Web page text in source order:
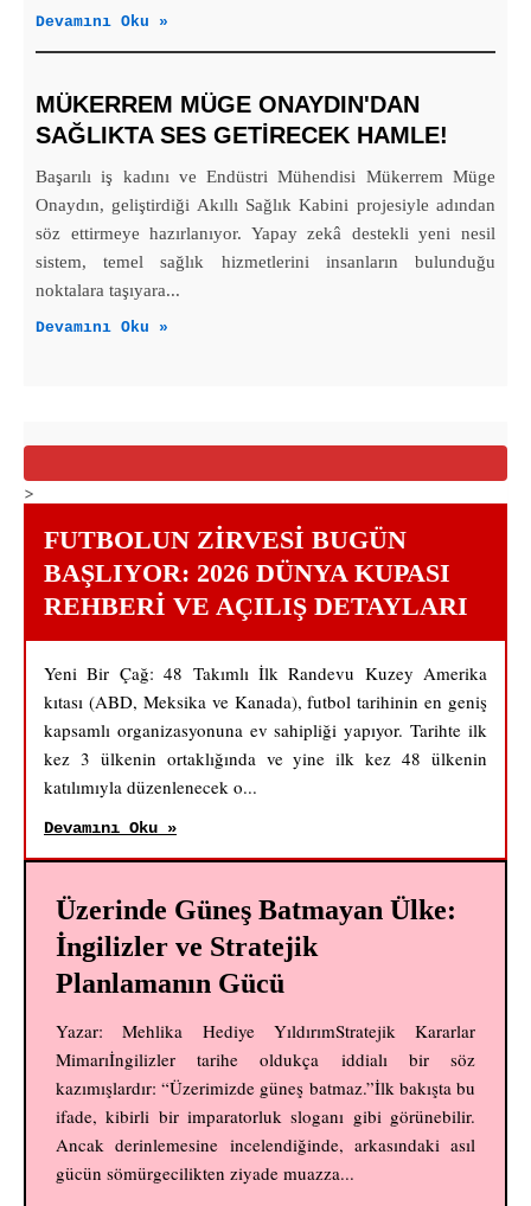
Devamını Oku »
MÜKERREM MÜGE ONAYDIN'DAN
SAĞLIKTA SES GETİRECEK HAMLE!
Başarılı iş kadını ve Endüstri Mühendisi Mükerrem Müge
Onaydın, geliştirdiği Akıllı Sağlık Kabini projesiyle adından
söz ettirmeye hazırlanıyor. Yapay zekâ destekli yeni nesil
sistem, temel sağlık hizmetlerini insanların bulunduğu
noktalara taşıyara...
Devamını Oku »
>
FUTBOLUN ZIRVESI BUGÜN
BAŞLIYOR: 2026 DÜNYA KUPASI
REHBERI VE AÇILIŞ DETAYLARI
Yeni Bir Çağ: 48 Takımlı İlk Randevu Kuzey Amerika
kıtası (ABD, Meksika ve Kanada), futbol tarihinin en geniş
kapsamlı organizasyonuna ev sahipliği yapıyor. Tarihte ilk
kez 3 ülkenin ortaklığında ve yine ilk kez 48 ülkenin
katılımıyla düzenlenecek o...
Devamını Oku »
Üzerinde Güneş Batmayan Ülke:
İngilizler ve Stratejik
Planlamanın Gücü
Yazar: Mehlika Hediye YıldırımStratejik Kararlar
Mimarıİngilizler tarihe oldukça iddialı bir söz
kazımışlardır: “Üzerimizde güneş batmaz.”İlk bakışta bu
ifade, kibirli bir imparatorluk sloganı gibi görünebilir.
Ancak derinlemesine incelendiğinde, arkasındaki asıl
gücün sömürgecilikten ziyade muazza...